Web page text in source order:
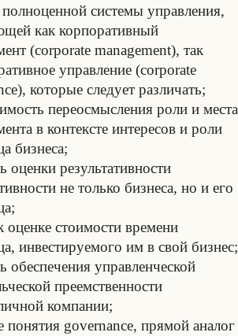
системы управления,
как корпоративный
(corporate management), так
управление (corporate
которые следует различать;
переосмысления роли и места
в контексте интересов и роли
бизнеса;
оценки результативности
не только бизнеса, но и его
оценке стоимости времени
инвестируемого им в свой бизнес;
обеспечения управленческой
преемственности
компании;
понятия governance, прямой аналог